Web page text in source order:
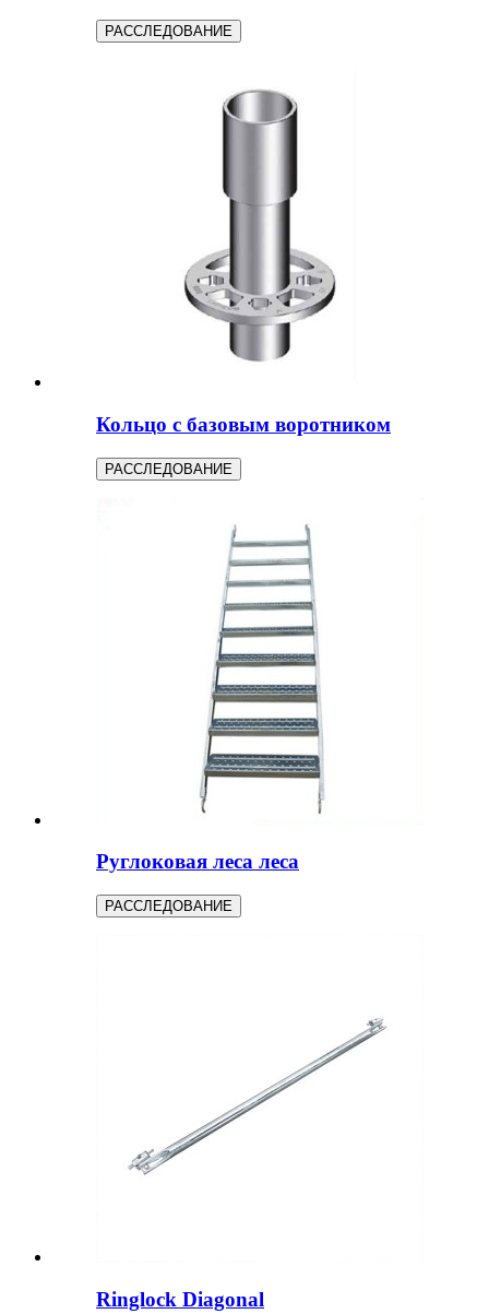
РАССЛЕДОВАНИЕ
Кольцо с базовым воротником
РАССЛЕДОВАНИЕ
Руглоковая леса леса
РАССЛЕДОВАНИЕ
Ringlock Diagonal